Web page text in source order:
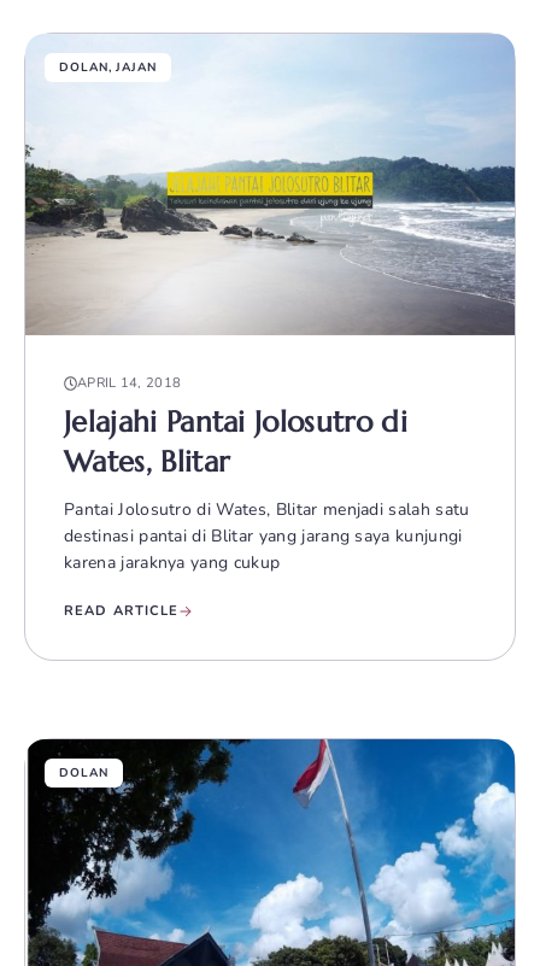
DOLAN, JAJAN
APRIL 14, 2018
Jelajahi Pantai Jolosutro di
Wates, Blitar
Pantai Jolosutro di Wates, Blitar menjadi salah satu
destinasi pantai di Blitar yang jarang saya kunjungi
karena jaraknya yang cukup
READ ARTICLE
DOLAN